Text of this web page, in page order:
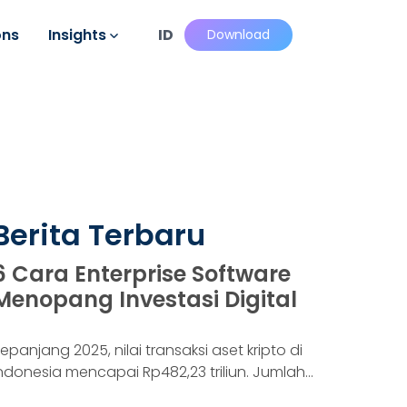
Insights ID Download
Terbaru
Cara Enterprise Software
Investasi Digital
2025, nilai transaksi aset kripto di
mencapai Rp482,23 triliun. Jumlah